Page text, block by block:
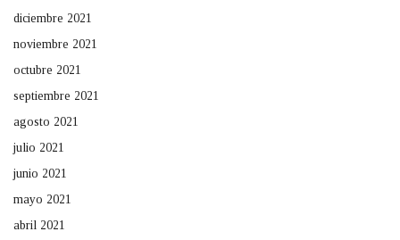
diciembre 2021
noviembre 2021
octubre 2021
septiembre 2021
agosto 2021
julio 2021
junio 2021
mayo 2021
abril 2021